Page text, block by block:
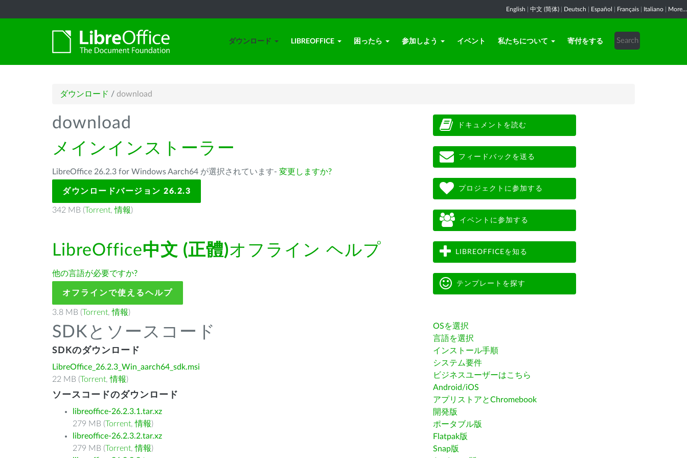
English 中文 (简体) Deutsch Español Français Italiano More...
ダウンロード LIBREOFFICE 困ったら 参加しよう イベント 私たちについて 寄付をする
ダウンロード / download
download
メインインストーラー
LibreOffice 26.2.3 for Windows Aarch64 が選択されています- 変更しますか?
ダウンロードバージョン 26.2.3
342 MB (Torrent,情報)
LibreOffice中文 (正體)オフライン ヘルプ
他の言語が必要ですか?
オフラインで使えるヘルプ
3.8 MB (Torrent,情報)
SDKとソースコード
SDKのダウンロード
LibreOffice_26.2.3_Win_aarch64_sdk.msi
22 MB (Torrent,情報)
ソースコードのダウンロード
libreoffice-26.2.3.1.tar.xz
279 MB (Torrent,情報)
libreoffice-26.2.3.2.tar.xz
279 MB (Torrent,情報)
ドキュメントを読む
フィードバックを送る
プロジェクトに参加する
イベントに参加する
LIBREOFFICEを知る
テンプレートを探す
OSを選択
言語を選択
インストール手順
システム要件
ビジネスユーザーはこちら
Android/iOS
アプリストアとChromebook
開発版
ポータブル版
Flatpak版
Snap版